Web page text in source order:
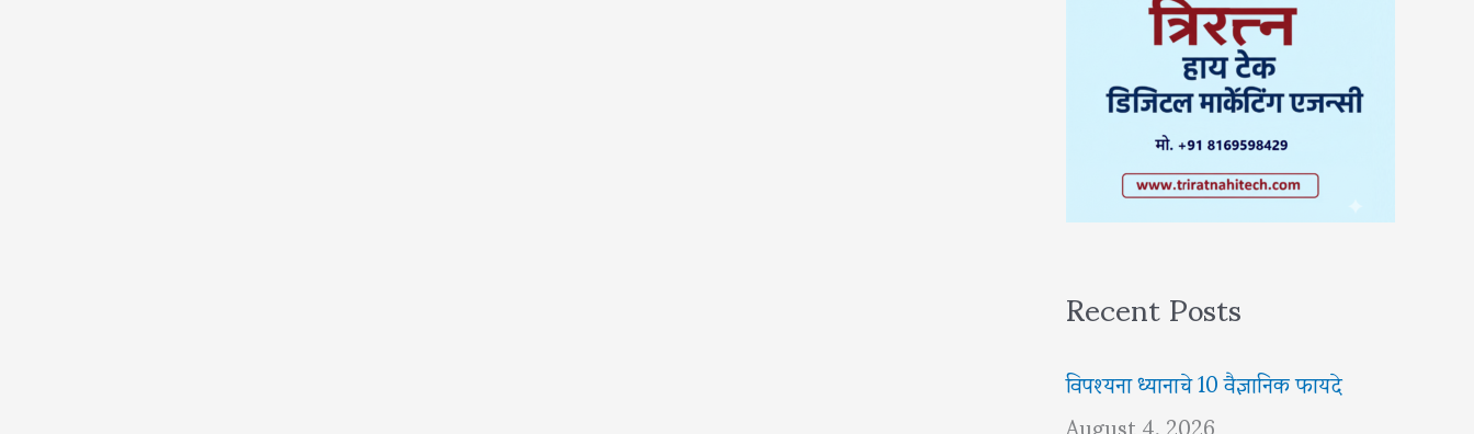
Recent Posts
विपश्यना ध्यानाचे 10 वैज्ञानिक फायदे